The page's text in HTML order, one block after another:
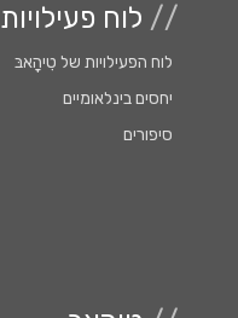
// לוח פעילויות
לוח הפעילויות של טִִיהָָאבּ
יחסים בינלאומיים
סיפורים